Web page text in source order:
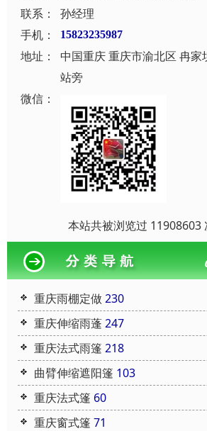
联系：
孙经理
手机：
15823235987
地址：
中国重庆 重庆市渝北区 冉家
站旁
微信：
本站共被浏览过 11908603
重庆雨棚定做230
重庆伸缩雨蓬247
重庆法式雨篷 218
曲臂伸缩遮阳篷 103
重庆法式篷 60
重庆窗式篷 71